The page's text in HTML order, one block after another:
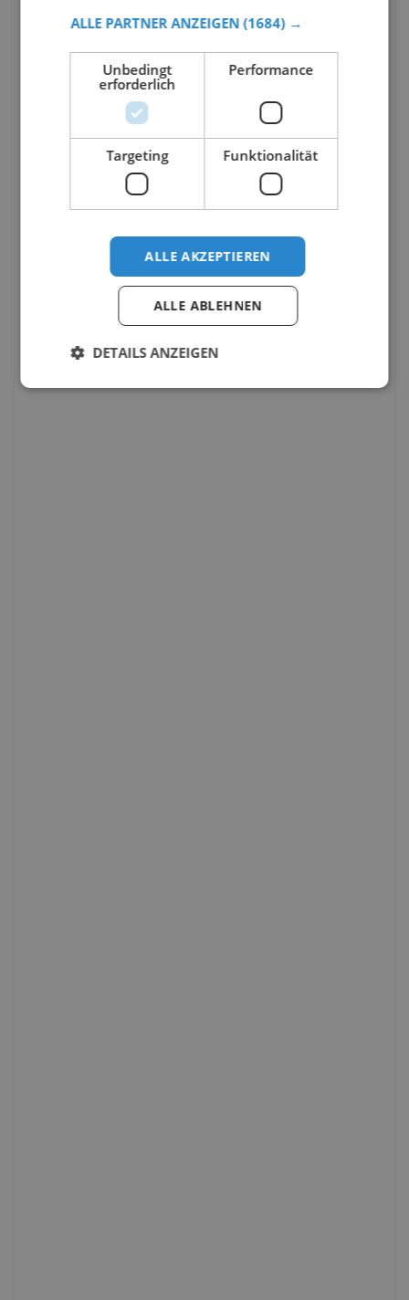
ALLE PARTNER ANZEIGEN (1684) →
Unbedingt
erforderlich
Performance
Targeting Funktionalität
ALLE AKZEPTIEREN
ALLE ABLEHNEN
DETAILS ANZEIGEN